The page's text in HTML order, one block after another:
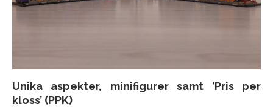
Unika aspekter, minifigurer samt ’Pris per
kloss’ (PPK)